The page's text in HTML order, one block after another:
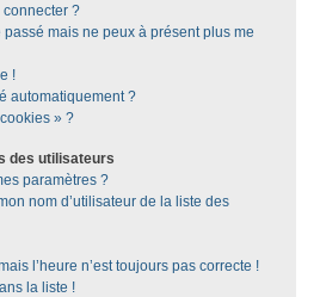
?
passé mais ne peux à présent plus me
!
automatiquement ?
» ?
des utilisateurs
paramètres ?
nom d’utilisateur de la liste des
l’heure n’est toujours pas correcte !
la liste !